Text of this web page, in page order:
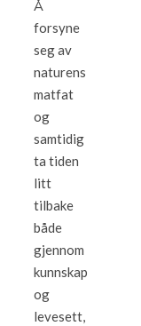
Å
forsyne
seg av
naturens
matfat
og
samtidig
ta tiden
litt
tilbake
både
gjennom
kunnskap
og
levesett,